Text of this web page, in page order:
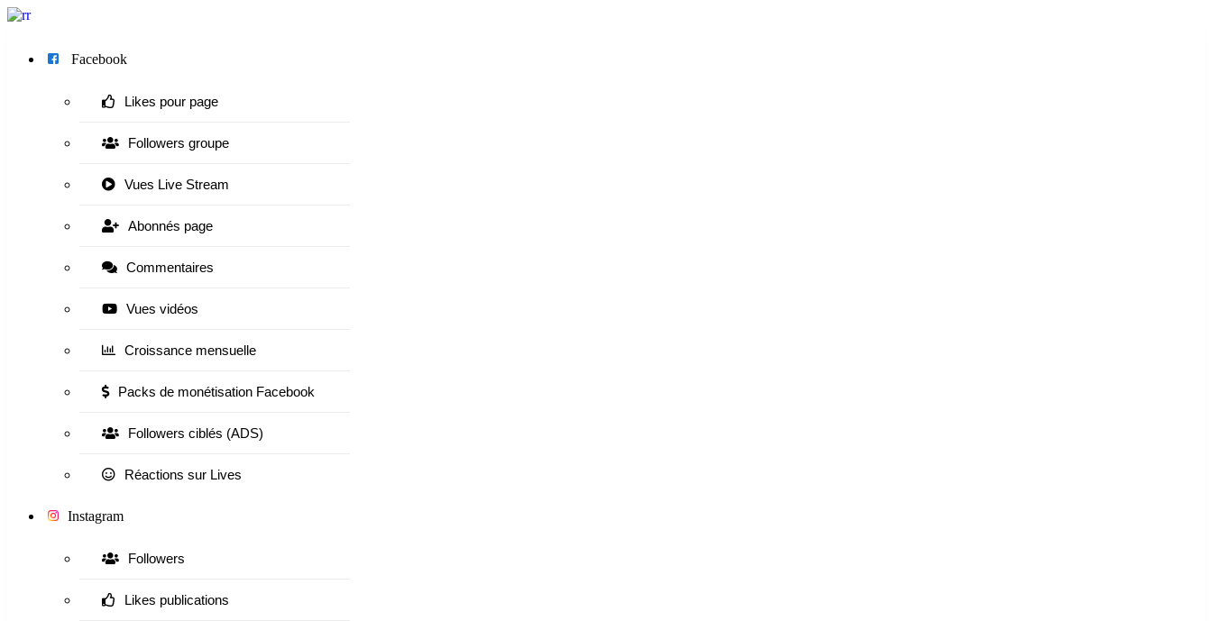
Facebook
Likes pour page
Followers groupe
Vues Live Stream
Abonnés page
Commentaires
Vues vidéos
Croissance mensuelle
Packs de monétisation Facebook
Followers ciblés (ADS)
Réactions sur Lives
Instagram
Followers
Likes publications